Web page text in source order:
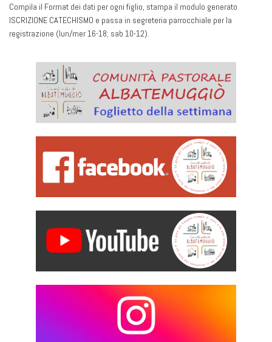
Compila il Format dei dati per ogni figlio, stampa il modulo generato
ISCRIZIONE CATECHISMO e passa in segreteria parrocchiale per la
registrazione (lun/mer 16-18; sab 10-12).